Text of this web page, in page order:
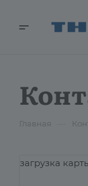
Главная
загрузка